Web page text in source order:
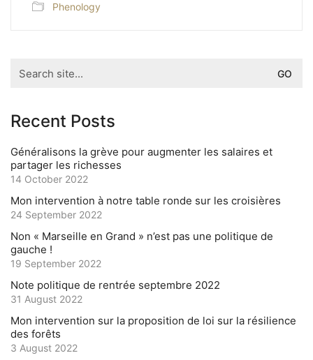
Phenology
for:
Recent Posts
Généralisons la grève pour augmenter les salaires et
partager les richesses
14 October 2022
Mon intervention à notre table ronde sur les croisières
24 September 2022
Non « Marseille en Grand » n’est pas une politique de
gauche !
19 September 2022
Note politique de rentrée septembre 2022
31 August 2022
Mon intervention sur la proposition de loi sur la résilience
des forêts
3 August 2022